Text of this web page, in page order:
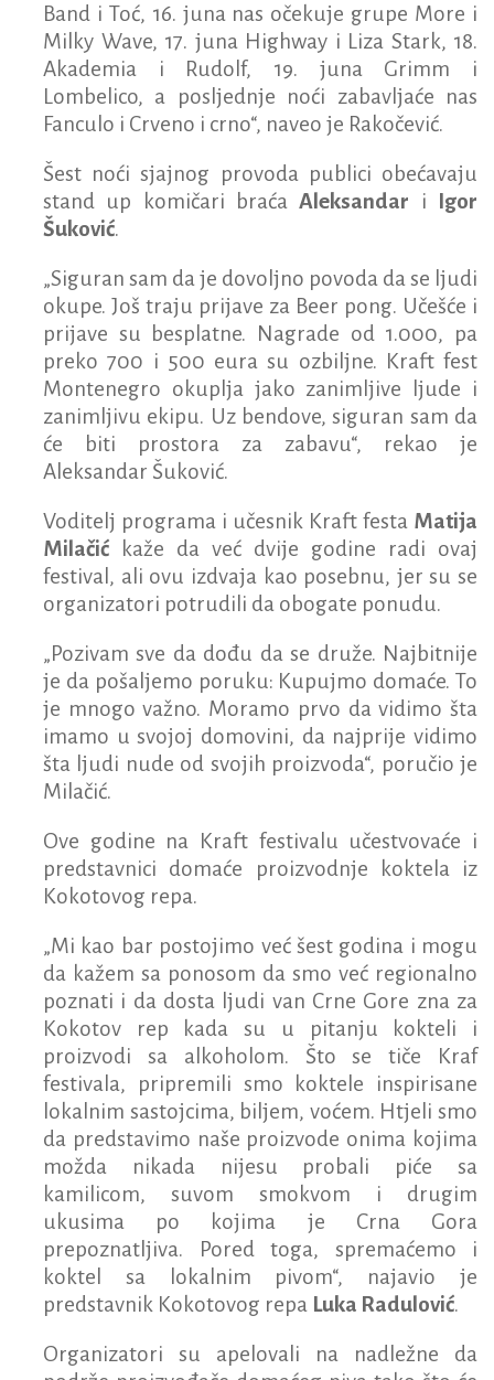
Band i Toć, 16. juna nas očekuje grupe More i
Milky Wave, 17. juna Highway i Liza Stark, 18.
Akademia i Rudolf, 19. juna Grimm i
Lombelico, a posljednje noći zabavljaće nas
Fanculo i Crveno i crno“, naveo je Rakočević.
Šest noći sjajnog provoda publici obećavaju
stand up komičari braćaAleksandar i Igor
Šuković.
„Siguran sam da je dovoljno povoda da se ljudi
okupe. Još traju prijave za Beer pong. Učešće i
prijave su besplatne. Nagrade od 1.000, pa
preko 700 i 500 eura su ozbiljne. Kraft fest
Montenegro okuplja jako zanimljive ljude i
zanimljivu ekipu. Uz bendove, siguran sam da
će biti prostora za zabavu“, rekao je
Aleksandar Šuković.
Voditelj programa i učesnik Kraft festa Matija
Milačić kaže da već dvije godine radi ovaj
festival, ali ovu izdvaja kao posebnu, jer su se
organizatori potrudili da obogate ponudu.
„Pozivam sve da dođu da se druže. Najbitnije
je da pošaljemo poruku: Kupujmo domaće. To
je mnogo važno. Moramo prvo da vidimo šta
imamo u svojoj domovini, da najprije vidimo
šta ljudi nude od svojih proizvoda“, poručio je
Milačić.
Ove godine na Kraft festivalu učestvovaće i
predstavnici domaće proizvodnje koktela iz
Kokotovog repa.
„Mi kao bar postojimo već šest godina i mogu
da kažem sa ponosom da smo već regionalno
poznati i da dosta ljudi van Crne Gore zna za
Kokotov rep kada su u pitanju kokteli i
proizvodi sa alkoholom. Što se tiče Kraf
festivala, pripremili smo koktele inspirisane
lokalnim sastojcima, biljem, voćem. Htjeli smo
da predstavimo naše proizvode onima kojima
možda nikada nijesu probali piće sa
kamilicom, suvom smokvom i drugim
ukusima po kojima je Crna Gora
prepoznatljiva. Pored toga, spremaćemo i
koktel sa lokalnim pivom“, najavio je
predstavnik Kokotovog repa Luka Radulović.
Organizatori su apelovali na nadležne da